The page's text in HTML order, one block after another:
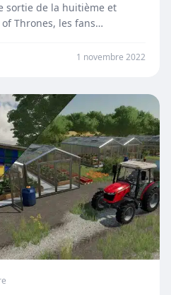
sortie de la huitième et
Thrones, les fans…
1 novembre 2022